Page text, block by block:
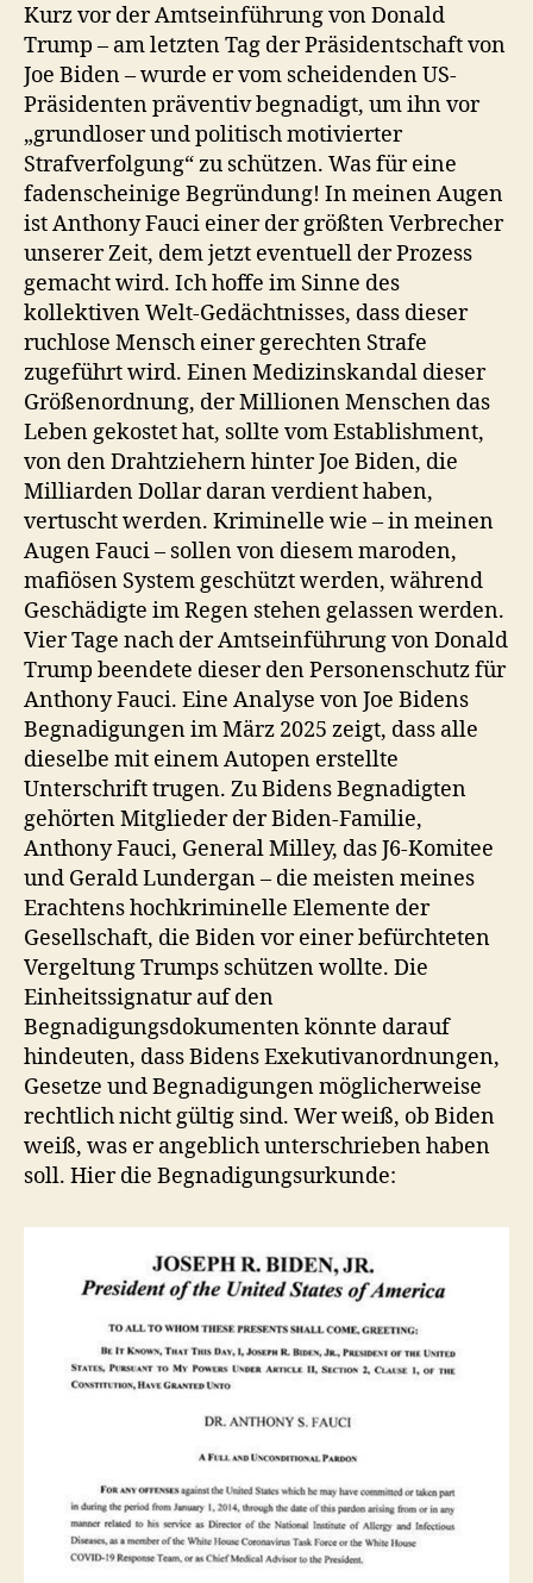
Kurz vor der Amtseinführung von Donald
Trump – am letzten Tag der Präsidentschaft von
Joe Biden – wurde er vom scheidenden US-
Präsidenten präventiv begnadigt, um ihn vor
„grundloser und politisch motivierter
Strafverfolgung“ zu schützen. Was für eine
fadenscheinige Begründung! In meinen Augen
ist Anthony Fauci einer der größten Verbrecher
unserer Zeit, dem jetzt eventuell der Prozess
gemacht wird. Ich hoffe im Sinne des
kollektiven Welt-Gedächtnisses, dass dieser
ruchlose Mensch einer gerechten Strafe
zugeführt wird. Einen Medizinskandal dieser
Größenordnung, der Millionen Menschen das
Leben gekostet hat, sollte vom Establishment,
von den Drahtziehern hinter Joe Biden, die
Milliarden Dollar daran verdient haben,
vertuscht werden. Kriminelle wie – in meinen
Augen Fauci – sollen von diesem maroden,
mafiösen System geschützt werden, während
Geschädigte im Regen stehen gelassen werden.
Vier Tage nach der Amtseinführung von Donald
Trump beendete dieser den Personenschutz für
Anthony Fauci. Eine Analyse von Joe Bidens
Begnadigungen im März 2025 zeigt, dass alle
dieselbe mit einem Autopen erstellte
Unterschrift trugen. Zu Bidens Begnadigten
gehörten Mitglieder der Biden-Familie,
Anthony Fauci, General Milley, das J6-Komitee
und Gerald Lundergan – die meisten meines
Erachtens hochkriminelle Elemente der
Gesellschaft, die Biden vor einer befürchteten
Vergeltung Trumps schützen wollte. Die
Einheitssignatur auf den
Begnadigungsdokumenten könnte darauf
hindeuten, dass Bidens Exekutivanordnungen,
Gesetze und Begnadigungen möglicherweise
rechtlich nicht gültig sind. Wer weiß, ob Biden
weiß, was er angeblich unterschrieben haben
soll. Hier die Begnadigungsurkunde: